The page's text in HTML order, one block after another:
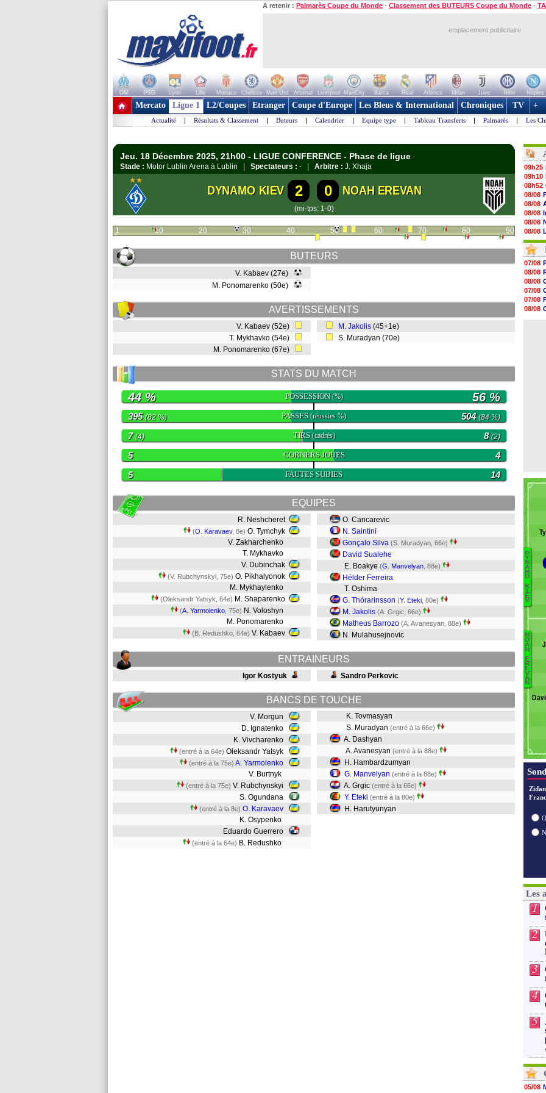
A retenir : Palmarès Coupe du Monde - Classement des BUTEURS Coupe du Monde -
emplacement publicitaire
OM PSG Lyon Lille Monaco Chelsea Man Utd Arsenal Liverpool ManCity Barca Real Atletico Milan Juve Inter Naples
+ de clubs
Mercato Ligue 1 L2/Coupes Etranger Coupe d'Europe Les Bleus & International Chroniques TV +
Actualité | Résultats & Classement | Buteurs | Calendrier | Equipe type | Tableau Transferts | Palmarès | Les
Jeu. 18 Décembre 2025, 21h00 - LIGUE CONFERENCE - Phase de ligue
Stade : Motor Lublin Arena à Lublin | Spectateurs : - | Arbitre : J. Xhaja
DYNAMO KIEV 2 0 NOAH EREVAN
(mi-tps: 1-0)
1 10 20 30 40 50 60 70 80 90
BUTEURS
V. Kabaev (27e)
M. Ponomarenko (50e)
AVERTISSEMENTS
V. Kabaev (52e)
T. Mykhavko (54e)
M. Ponomarenko (67e)
M. Jakolis (45+1e)
S. Muradyan (70e)
STATS DU MATCH
POSSESSION(%)
44 % 56 %
PASSES(réussies %)
395(82 %) 504 (84 %)
TIRS(cadrés)
7(4) 8(2)
CORNERS JOUES
5 4
FAUTES SUBIES
5 14
EQUIPES
R. Neshcheret
(O. Karavaev, 8e) O. Tymchyk
V. Zakharchenko
T. Mykhavko
V. Dubinchak
(V. Rubchynskyi, 75e) O. Pikhalyonok
M. Mykhaylenko
(Oleksandr Yatsyk, 64e) M. Shaparenko
(A. Yarmolenko , 75e) N. Voloshyn
M. Ponomarenko
(B. Redushko, 64e) V. Kabaev
O. Cancarevic
N. Saintini
Gonçalo Silva (S. Muradyan, 66e)
David Sualehe
E. Boakye (G. Manvelyan , 88e)
Hélder Ferreira
T. Oshima
G. Thórarinsson (Y. Eteki , 80e)
M. Jakolis (A. Grgic, 66e)
Matheus Barrozo (A. Avanesyan, 88e)
N. Mulahusejnovic
ENTRAINEURS
Igor Kostyuk Sandro Perkovic
BANCS DE TOUCHE
V. Morgun
D. Ignatenko
K. Vivcharenko
(entré à la 64e) Oleksandr Yatsyk
(entré à la 75e) A. Yarmolenko
V. Burtnyk
(entré à la 75e) V. Rubchynskyi
S. Ogundana
(entré à la 8e) O. Karavaev
K. Osypenko
Eduardo Guerrero
(entré à la 64e) B. Redushko
K. Tovmasyan
S. Muradyan (entré à la 66e)
A. Dashyan
A. Avanesyan (entré à la 88e)
H. Hambardzumyan
G. Manvelyan (entré à la 88e)
A. Grgic (entré à la 66e)
Y. Eteki (entré à la 80e)
H. Harutyunyan
09h25
09h10
08h52
08/08
08/08
08/08
08/08
08/08
08/08
08/08
08/08
08/08
08/08
08/08
08/08
08/08
08/08
07/08
08/08
08/08
07/08
07/08
08/08
D
Y
N
A
M
O
K
I
E
V
N
O
A
H
E
R
E
V
A
N
Les
1
2
3
4
5
05/08